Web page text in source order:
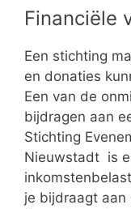
Financiële
Een stichting
en donaties
Een van de
bijdragen aan
Stichting
Nieuwstadt is
je bijdraagt aan